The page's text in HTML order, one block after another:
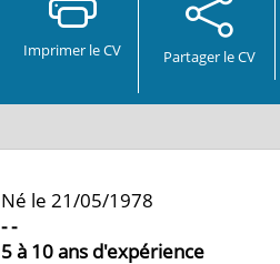
Imprimer le CV Partager le CV
Né le 21/05/1978
--
5 à 10 ans d'expérience